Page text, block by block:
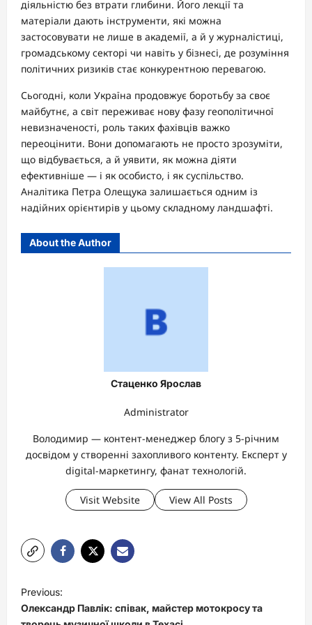
діяльністю без втрати глибини. Його лекції та
матеріали дають інструменти, які можна
застосовувати не лише в академії, а й у журналістиці,
громадському секторі чи навіть у бізнесі, де розуміння
політичних ризиків стає конкурентною перевагою.
Сьогодні, коли Україна продовжує боротьбу за своє
майбутнє, а світ переживає нову фазу геополітичної
невизначеності, роль таких фахівців важко
переоцінити. Вони допомагають не просто зрозуміти,
що відбувається, а й уявити, як можна діяти
ефективніше — і як особисто, і як суспільство.
Аналітика Петра Олещука залишається одним із
надійних орієнтирів у цьому складному ландшафті.
About the Author
Стаценко Ярослав
Administrator
Володимир — контент-менеджер блогу з 5-річним
досвідом у створенні захопливого контенту. Експерт у
digital-маркетингу, фанат технологій.
Visit Website View All Posts
o
Previous:
Олександр Павлік: співак, майстер мотокросу та